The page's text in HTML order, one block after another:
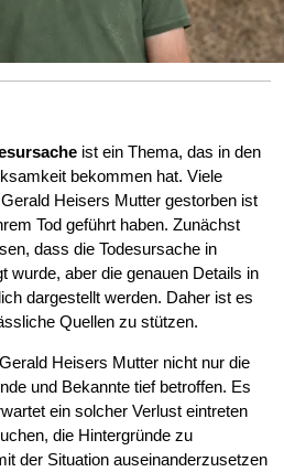
ist ein Thema, das in den
bekommen hat. Viele
Heisers Mutter gestorben ist
Tod geführt haben. Zunächst
dass die Todesursache in
wurde, aber die genauen Details in
dargestellt werden. Daher ist es
Quellen zu stützen.
Heisers Mutter nicht nur die
und Bekannte tief betroffen. Es
ein solcher Verlust eintreten
die Hintergründe zu
der Situation auseinanderzusetzen